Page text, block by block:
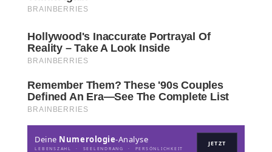
Deine Numerologie-Analyse
LEBENSZAHL · SEELENDRANG · PERSÖNLICHKEIT
JETZT